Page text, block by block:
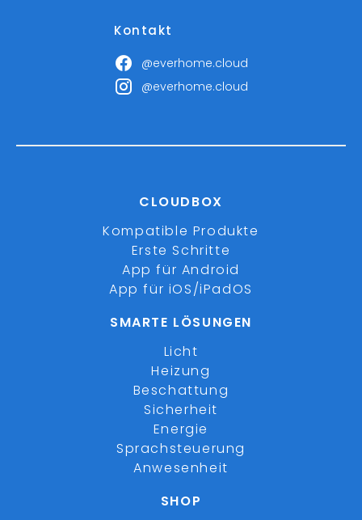
Kontakt
@everhome.cloud
@everhome.cloud
CLOUDBOX
Kompatible Produkte
Erste Schritte
App für Android
App für iOS/iPadOS
SMARTE LÖSUNGEN
Licht
Heizung
Beschattung
Sicherheit
Energie
Sprachsteuerung
Anwesenheit
SHOP